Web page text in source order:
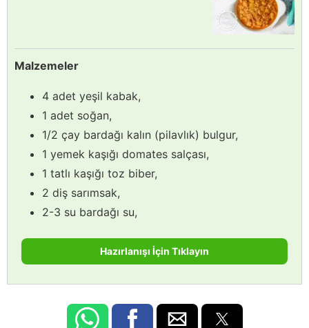
Malzemeler
4 adet yeşil kabak,
1 adet soğan,
1/2 çay bardağı kalın (pilavlık) bulgur,
1 yemek kaşığı domates salçası,
1 tatlı kaşığı toz biber,
2 diş sarımsak,
2-3 su bardağı su,
Hazırlanışı İçin Tıklayın